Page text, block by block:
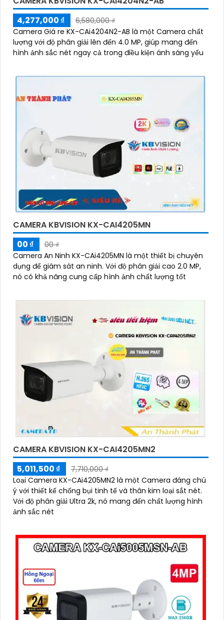
4,277,000 ₫
6,580,000 ₫
Camera Giá re KX-CAi4204N2-AB là một Camera chất
lượng với độ phân giải lên đến 4.0 MP, giúp mang đến
hình ảnh sắc nét ngay cả trong điều kiện ánh sáng yếu
CAMERA KBVISION KX-CAI4205MN
00 ₫
00 ₫
Camera An Ninh KX-CAi4205MN là một thiết bị chuyên
dụng để giám sát an ninh. Với độ phân giải cao 2.0 MP,
nó có khả năng cung cấp hình ảnh chất lượng tốt
CAMERA KBVISION KX-CAI4205MN2
5,011,500 ₫
7,710,000 ₫
Loại Camera KX-CAi4205MN2 là một Camera đáng chú
ý với thiết kế chống bụi tinh tế và thân kim loại sắt nét.
Với độ phân giải Ultra 2k, nó mang đến chất lượng hình
ảnh sắc nét